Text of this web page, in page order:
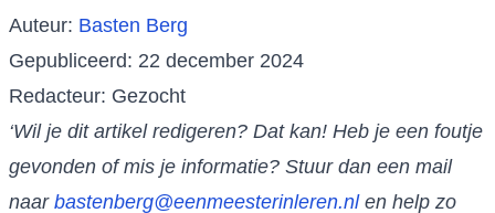
Auteur: Basten Berg
Gepubliceerd: 22 december 2024
Redacteur: Gezocht
‘Wil je dit artikel redigeren? Dat kan! Heb je een foutje
gevonden of mis je informatie? Stuur dan een mail
naar bastenberg@eenmeesterinleren.nlen help zo